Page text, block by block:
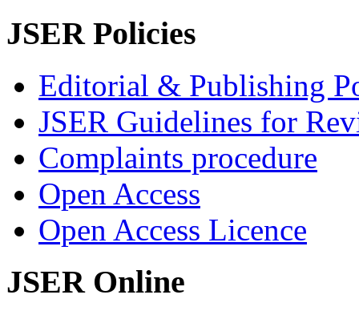
JSER Policies
Editorial & Publishing
JSER Guidelines for
Complaints procedure
Open Access
Open Access Licence
JSER Online